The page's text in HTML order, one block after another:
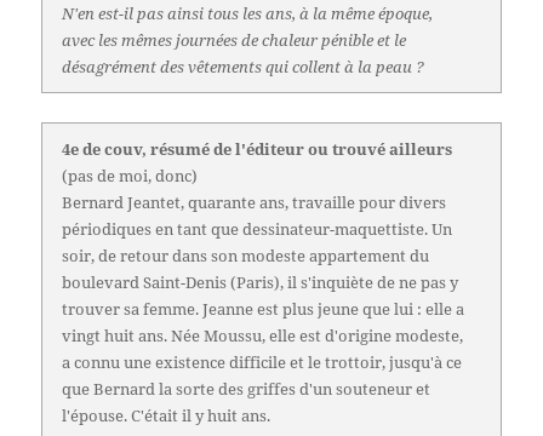
N'en est-il pas ainsi tous les ans, à la même époque,
avec les mêmes journées de chaleur pénible et le
désagrément des vêtements qui collent à la peau ?
4e de couv, résumé de l'éditeur ou trouvé ailleurs
(pas de moi, donc)
Bernard Jeantet, quarante ans, travaille pour divers
périodiques en tant que dessinateur-maquettiste. Un
soir, de retour dans son modeste appartement du
boulevard Saint-Denis (Paris), il s'inquiète de ne pas y
trouver sa femme. Jeanne est plus jeune que lui : elle a
vingt huit ans. Née Moussu, elle est d'origine modeste,
a connu une existence difficile et le trottoir, jusqu'à ce
que Bernard la sorte des griffes d'un souteneur et
l'épouse. C'était il y huit ans.